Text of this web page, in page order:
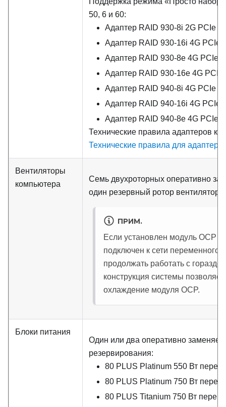
50, 6 и 60:
Адаптер RAID 930-8i 2G PCIe
Адаптер RAID 930-16i 4G PCIe
Адаптер RAID 930-8e 4G PCIe
Адаптер RAID 930-16e 4G
Адаптер RAID 940-8i 4G PCIe
Адаптер RAID 940-16i 4G PCIe
Адаптер RAID 940-8e 4G PCIe
Технические правила адаптеров
Технические правила для
Вентиляторы
компьютера
Семь двухроторных оперативно
один резервный ротор вентилятора)
ПРИМ.
Если установлен модуль OCP
подключен к сети переменного
продолжать работать с
конструкция системы
охлаждение модуля OCP.
Блоки питания
Один или два оперативно
резервирования:
80 PLUS Platinum 550 Вт
80 PLUS Platinum 750 Вт
80 PLUS Titanium 750 Вт